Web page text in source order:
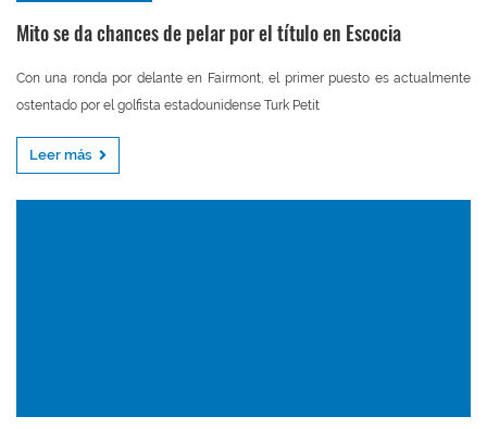
Mito se da chances de pelar por el título en Escocia
Con una ronda por delante en Fairmont, el primer puesto es actualmente
ostentado por el golfista estadounidense Turk Petit
Leer más